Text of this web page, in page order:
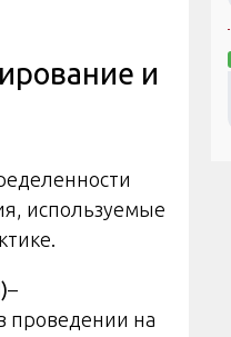
и
используемые
–
проведении на